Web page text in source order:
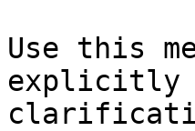
Use this
explicitly